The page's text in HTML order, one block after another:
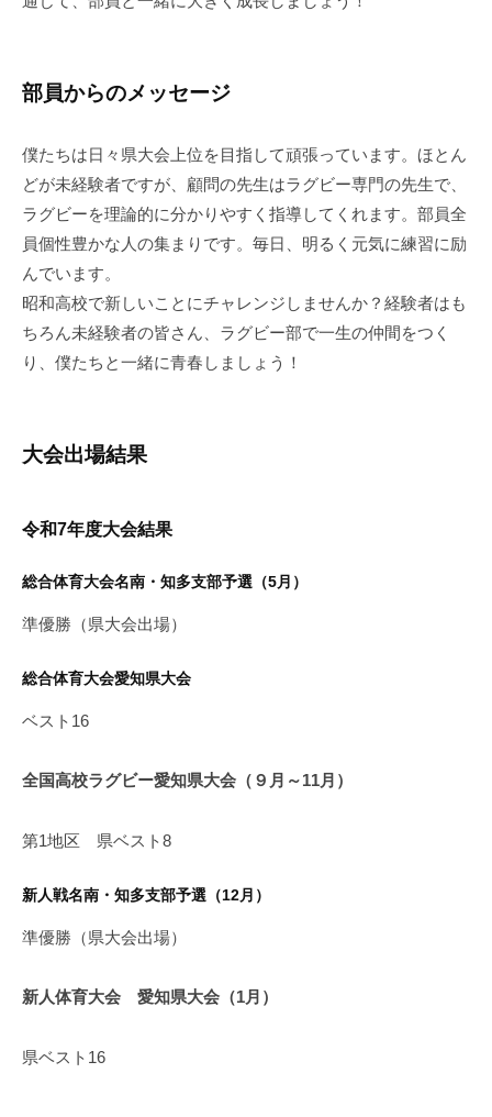
部員からのメッセージ
僕たちは日々県大会上位を目指して頑張っています。ほとん
どが未経験者ですが、顧問の先生はラグビー専門の先生で、
ラグビーを理論的に分かりやすく指導してくれます。部員全
員個性豊かな人の集まりです。毎日、明るく元気に練習に励
んでいます。
昭和高校で新しいことにチャレンジしませんか？経験者はも
ちろん未経験者の皆さん、ラグビー部で一生の仲間をつく
り、僕たちと一緒に青春しましょう！
大会出場結果
令和7年度大会結果
総合体育大会名南・知多支部予選（5月）
準優勝（県大会出場）
総合体育大会愛知県大会
ベスト16
全国高校ラグビー愛知県大会（９月～11月）
第1地区 県ベスト8
新人戦名南・知多支部予選（12月）
準優勝（県大会出場）
新人体育大会 愛知県大会（1月）
県ベスト16